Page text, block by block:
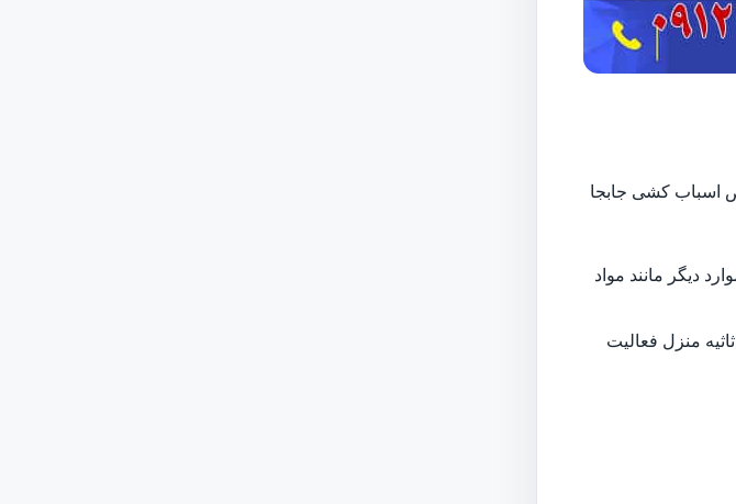
اسباب کشی جابجا
دیگر مانند مواد
منزل فعالیت